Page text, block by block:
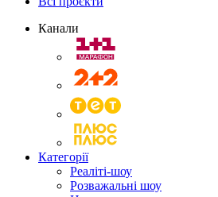
Канали
Категорії
Реаліті-шоу
Розважальні шоу